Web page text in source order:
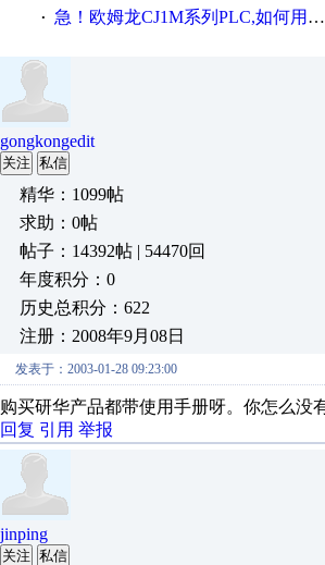
· 急！欧姆龙CJ1M系列PLC,如何用时间控制变频器。要求时间在组态王中可以自由输入！拜托各位大神了！
gongkongedit
关注 私信
精华：1099帖
求助：0帖
帖子：14392帖 | 54470回
年度积分：0
历史总积分：622
注册：2008年9月08日
发表于：2003-01-28 09:23:00
购买研华产品都带使用手册呀。你怎么没
回复 引用 举报
jinping
关注 私信